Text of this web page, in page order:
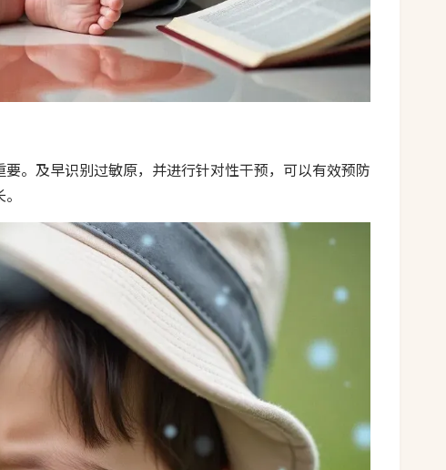
。及早识别过敏原，并进行针对性干预，可以有效预防